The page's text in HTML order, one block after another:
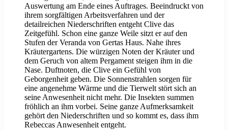
Auswertung am Ende eines Auftrages. Beeindruckt von
ihrem sorgfältigen Arbeitsverfahren und der
detailreichen Niederschriften entgeht Clive das
Zeitgefühl. Schon eine ganze Weile sitzt er auf den
Stufen der Veranda von Gertas Haus. Nahe ihres
Kräutergartens. Die würzigen Noten der Kräuter und
dem Geruch von altem Pergament steigen ihm in die
Nase. Duftnoten, die Clive ein Gefühl von
Geborgenheit geben. Die Sonnenstrahlen sorgen für
eine angenehme Wärme und die Tierwelt stört sich an
seine Anwesenheit nicht mehr. Die Insekten summen
fröhlich an ihm vorbei. Seine ganze Aufmerksamkeit
gehört den Niederschriften und so kommt es, dass ihm
Rebeccas Anwesenheit entgeht.